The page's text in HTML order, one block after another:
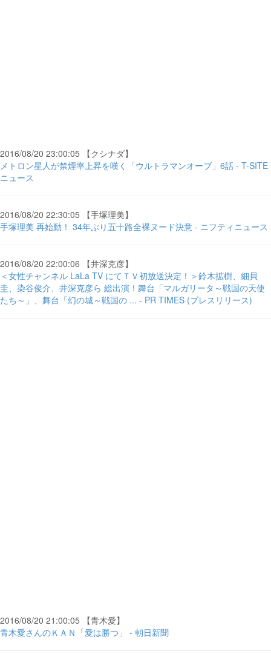
2016/08/20 23:00:05 【クシナダ】
メトロン星人が禁煙率上昇を嘆く「ウルトラマンオーブ」6話 - T-SITE
ニュース
2016/08/20 22:30:05 【手塚理美】
手塚理美 再始動！ 34年ぶり五十路全裸ヌード決意 - ニフティニュース
2016/08/20 22:00:06 【井深克彦】
＜女性チャンネル LaLa TV にてＴＶ初放送決定！＞鈴木拡樹、細貝
圭、染谷俊介、井深克彦ら 総出演！舞台「マルガリータ～戦国の天使
たち～」、舞台「幻の城～戦国の ... - PR TIMES (プレスリリース)
2016/08/20 21:00:05 【青木愛】
青木愛さんのＫＡＮ「愛は勝つ」 - 朝日新聞